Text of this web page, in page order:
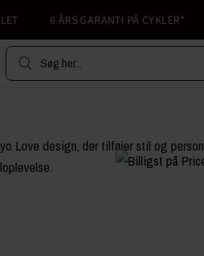
6 ÅRS GARANTI PÅ CYKLER*
Søg her...